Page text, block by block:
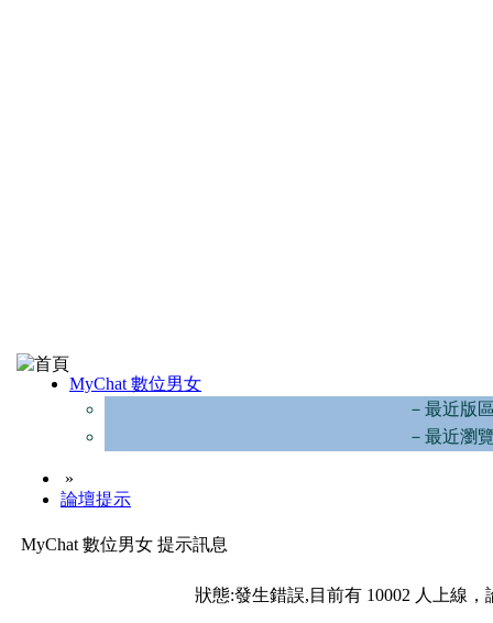
MyChat 數位男女
－最近版
－最近瀏
»
論壇提示
MyChat 數位男女 提示訊息
狀態:發生錯誤,目前有 10002 人上線